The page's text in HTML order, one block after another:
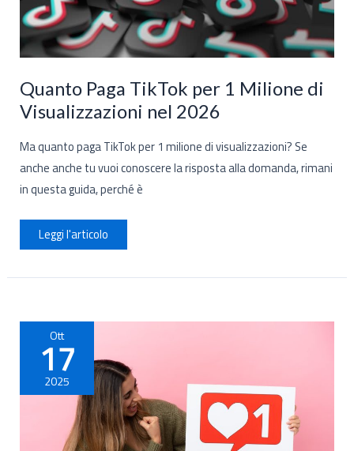
Quanto Paga TikTok per 1 Milione di
Visualizzazioni nel 2026
Ma quanto paga TikTok per 1 milione di visualizzazioni? Se
anche anche tu vuoi conoscere la risposta alla domanda, rimani
in questa guida, perché è
Quanto
Paga
TikTok
1
nel
2026
Leggi l'articolo
Ott
17
2025